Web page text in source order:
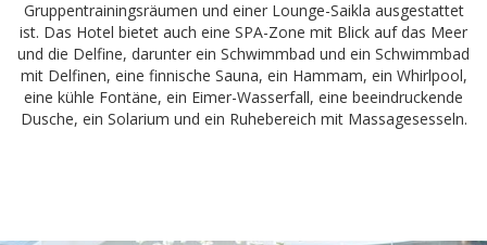
Gruppentrainingsräumen und einer Lounge-Saikla ausgestattet
ist. Das Hotel bietet auch eine SPA-Zone mit Blick auf das Meer
und die Delfine, darunter ein Schwimmbad und ein Schwimmbad
mit Delfinen, eine finnische Sauna, ein Hammam, ein Whirlpool,
eine kühle Fontäne, ein Eimer-Wasserfall, eine beeindruckende
Dusche, ein Solarium und ein Ruhebereich mit Massagesesseln.